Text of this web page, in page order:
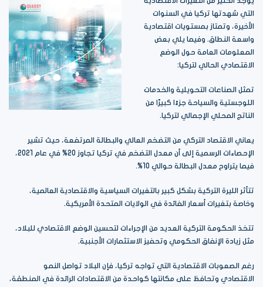
التي شهدتها تركيا في السنوات
الأخيرة، وتمتاز بمستويات اقتصادية
واسعة النطاق. وفيما يلي بعض
المعلومات العامة حول الوضع
الاقتصادي الحالي لتركيا:
تمثل الصناعات التحويلية والخدمات
اللوجستية والسياحة جزءًا كبيرًا من
الناتج المحلي الإجمالي لتركيا.
يعاني الاقتصاد التركي من التضخم العالي والبطالة المرتفعة، حيث تشير
الإحصاءات الرسمية إلى أن معدل التضخم في تركيا تجاوز 20% في عام 2021،
فيما يتراوح معدل البطالة حوالي 10%.
تتأثر الليرة التركية بشكل كبير بالتغيرات السياسية والاقتصادية العالمية،
وخاصة بتغيرات أسعار الفائدة في الولايات المتحدة الأمريكية.
تتخذ الحكومة التركية العديد من الإجراءات لتحسين الوضع الاقتصادي للبلاد،
مثل زيادة الإنفاق الحكومي وتحفيز الاستثمارات الأجنبية.
رغم الصعوبات الاقتصادية التي تواجه تركيا، فإن البلاد تواصل النمو
الاقتصادي وتحافظ على مكانتها كواحدة من الاقتصادات الرائدة في المنطقة،